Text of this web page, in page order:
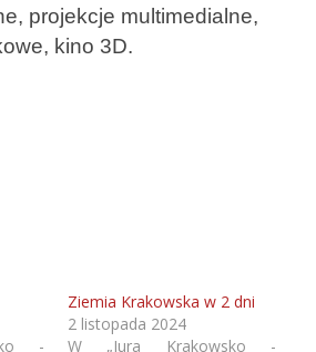
projekcje multimedialne,
kino 3D.
-
Ziemia Krakowska w 2 dni
2 listopada 2024
W „Jura Krakowsko -